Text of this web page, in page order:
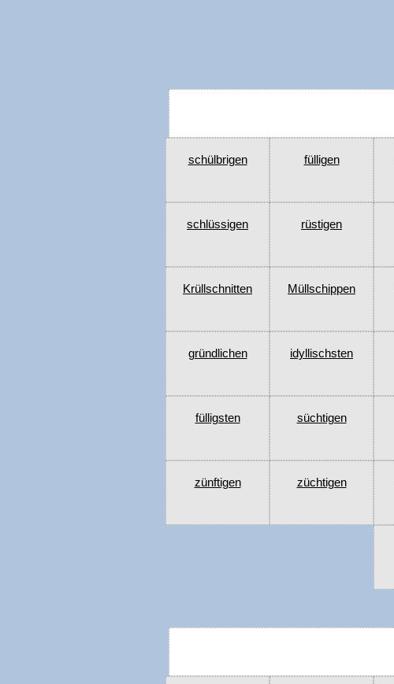
schülbrigen fülligen
schlüssigen rüstigen
Krüllschnitten Müllschippen
gründlichen idyllischsten
fülligsten süchtigen
zünftigen züchtigen